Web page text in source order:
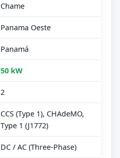
Chame
Panama Oeste
Panamá
50 kW
2
CCS (Type 1), CHAdeMO,
Type 1 (J1772)
DC / AC (Three-Phase)